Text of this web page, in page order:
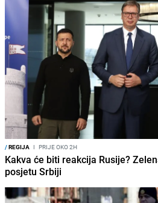
/REGIJA I PRIJE OKO 2H
Kakva će biti reakcija Rusije?
posjetu Srbiji